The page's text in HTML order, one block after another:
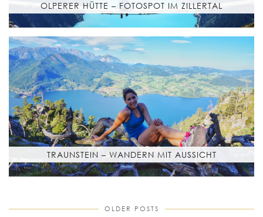
OLPERER HÜTTE – FOTOSPOT IM ZILLERTAL
TRAUNSTEIN – WANDERN MIT AUSSICHT
OLDER POSTS